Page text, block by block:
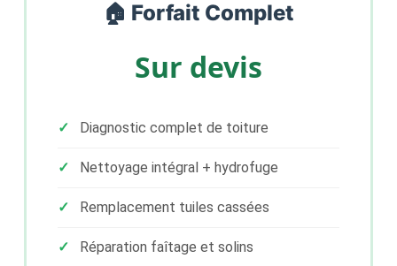
🏠 Forfait Complet
Sur devis
Diagnostic complet de toiture
Nettoyage intégral + hydrofuge
Remplacement tuiles cassées
Réparation faîtage et solins